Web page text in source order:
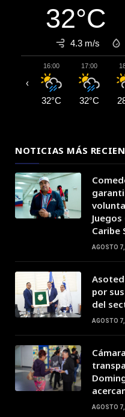
32°C
4.3 m/s
16:00
32°C
17:00
32°C
‹
NOTICIAS MÁS
Caribe
AGOSTO
por
del
AGOSTO
AGOSTO